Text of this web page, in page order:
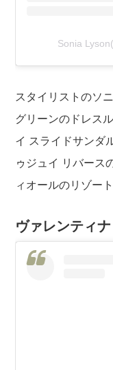
Sonia
スタイリストのソ
グリーンのドレス
イ スライドサンダ
ゥジュイ リバース
ィオールのリゾー
ヴァレンティ